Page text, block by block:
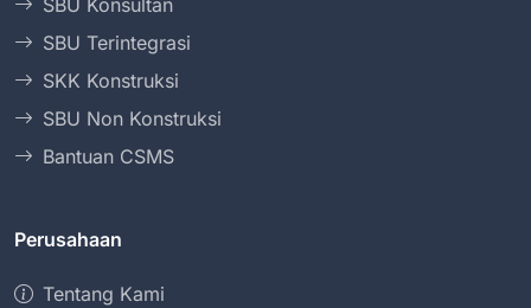
SBU Konsultan
SBU Terintegrasi
SKK Konstruksi
SBU Non Konstruksi
Bantuan CSMS
Perusahaan
Tentang Kami